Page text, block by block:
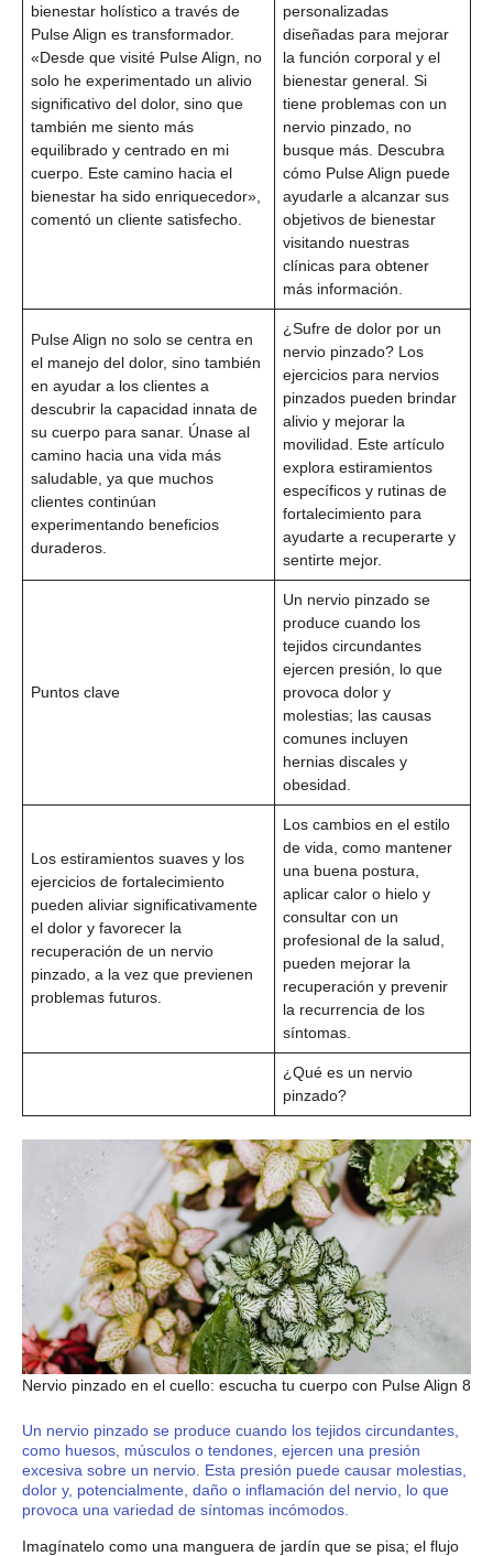
bienestar holístico a través de
Pulse Align es transformador.
«Desde que visité Pulse Align, no
solo he experimentado un alivio
significativo del dolor, sino que
también me siento más
equilibrado y centrado en mi
cuerpo. Este camino hacia el
bienestar ha sido enriquecedor»,
comentó un cliente satisfecho.
personalizadas
diseñadas para mejorar
la función corporal y el
bienestar general. Si
tiene problemas con un
nervio pinzado, no
busque más. Descubra
cómo Pulse Align puede
ayudarle a alcanzar sus
objetivos de bienestar
visitando nuestras
clínicas para obtener
más información.
Pulse Align no solo se centra en
el manejo del dolor, sino también
en ayudar a los clientes a
descubrir la capacidad innata de
su cuerpo para sanar. Únase al
camino hacia una vida más
saludable, ya que muchos
clientes continúan
experimentando beneficios
duraderos.
¿Sufre de dolor por un
nervio pinzado? Los
ejercicios para nervios
pinzados pueden brindar
alivio y mejorar la
movilidad. Este artículo
explora estiramientos
específicos y rutinas de
fortalecimiento para
ayudarte a recuperarte y
sentirte mejor.
Puntos clave
Un nervio pinzado se
produce cuando los
tejidos circundantes
ejercen presión, lo que
provoca dolor y
molestias; las causas
comunes incluyen
hernias discales y
obesidad.
Los estiramientos suaves y los
ejercicios de fortalecimiento
pueden aliviar significativamente
el dolor y favorecer la
recuperación de un nervio
pinzado, a la vez que previenen
problemas futuros.
Los cambios en el estilo
de vida, como mantener
una buena postura,
aplicar calor o hielo y
consultar con un
profesional de la salud,
pueden mejorar la
recuperación y prevenir
la recurrencia de los
síntomas.
¿Qué es un nervio
pinzado?
Nervio pinzado en el cuello: escucha tu cuerpo con Pulse Align 8
Un nervio pinzado se produce cuando los tejidos circundantes,
como huesos, músculos o tendones, ejercen una presión
excesiva sobre un nervio. Esta presión puede causar molestias,
dolor y, potencialmente, daño o inflamación del nervio, lo que
provoca una variedad de síntomas incómodos.
Imagínatelo como una manguera de jardín que se pisa; el flujo